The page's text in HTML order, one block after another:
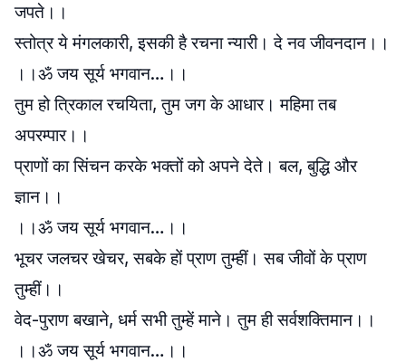
जपते।।
स्तोत्र ये मंगलकारी, इसकी है रचना न्यारी। दे नव जीवनदान।।
।।ॐ जय सूर्य भगवान…।।
तुम हो त्रिकाल रचयिता, तुम जग के आधार। महिमा तब
अपरम्पार।।
प्राणों का सिंचन करके भक्तों को अपने देते। बल, बुद्धि और
ज्ञान।।
।।ॐ जय सूर्य भगवान…।।
भूचर जलचर खेचर, सबके हों प्राण तुम्हीं। सब जीवों के प्राण
तुम्हीं।।
वेद-पुराण बखाने, धर्म सभी तुम्हें माने। तुम ही सर्वशक्तिमान।।
।।ॐ जय सूर्य भगवान…।।